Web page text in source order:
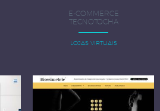
E-COMMERCE
TECNOTOCHA
LOJAS VIRTUAIS